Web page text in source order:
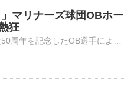
マリナーズ球団OBホー
熱狂